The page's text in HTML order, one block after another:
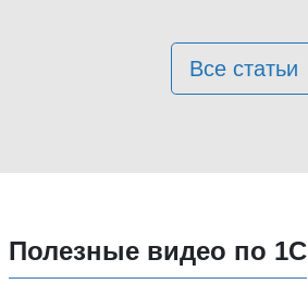
Все статьи
Полезные видео по 1С